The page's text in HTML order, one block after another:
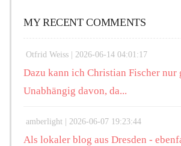
MY RECENT COMMENTS
Otfrid Weiss | 2026-06-14 04:01:17
Dazu kann ich Christian Fischer nur
Unabhängig davon, da...
amberlight | 2026-06-07 19:23:44
Als lokaler blog aus Dresden -